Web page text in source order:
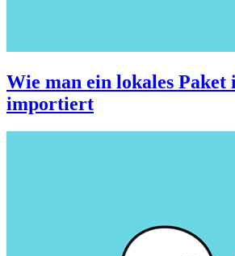
Wie man ein lokales Paket
importiert